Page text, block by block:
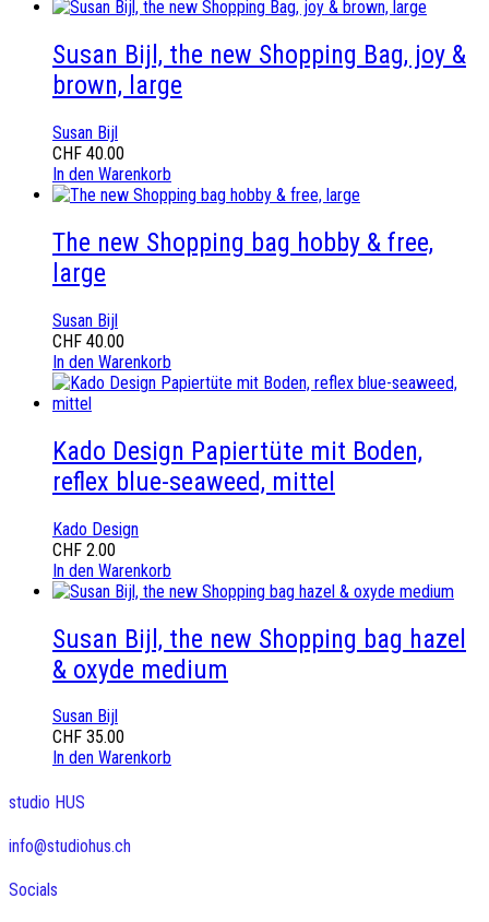
Susan Bijl, the new Shopping Bag, joy &
brown, large
Susan Bijl
CHF 40.00
In den Warenkorb
The new Shopping bag hobby & free,
large
Susan Bijl
CHF 40.00
In den Warenkorb
Kado Design Papiertüte mit Boden,
reflex blue-seaweed, mittel
Kado Design
CHF 2.00
In den Warenkorb
Susan Bijl, the new Shopping bag hazel
& oxyde medium
Susan Bijl
CHF 35.00
In den Warenkorb
studio HUS
info@studiohus.ch
Socials